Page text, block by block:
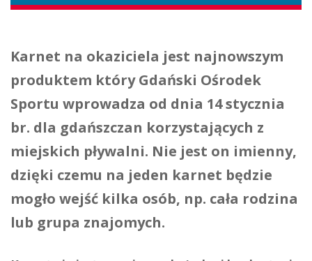
Karnet na okaziciela jest najnowszym
produktem który Gdański Ośrodek
Sportu wprowadza od dnia 14 stycznia
br. dla gdańszczan korzystających z
miejskich pływalni. Nie jest on imienny,
dzięki czemu na jeden karnet będzie
mogło wejść kilka osób, np. cała rodzina
lub grupa znajomych.